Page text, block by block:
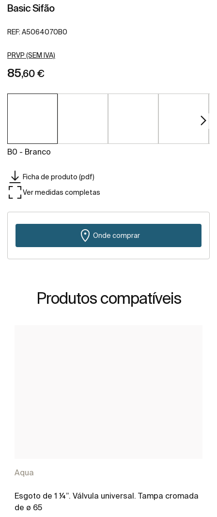
Basic Sifão
REF: A5064070B0
PRVP (SEM IVA)
85,60 €
B0 - Branco
Ficha de produto (pdf)
Ver medidas completas
Onde comprar
Produtos compatíveis
Aqua
Esgoto de 1 ¼”. Válvula universal. Tampa cromada
de ø 65